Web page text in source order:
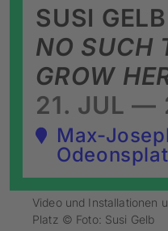
NO SUCH
GROW
SUSI GELB
21. JUL —
Max-
Video und Installationen
Platz © Foto: Susi Gelb